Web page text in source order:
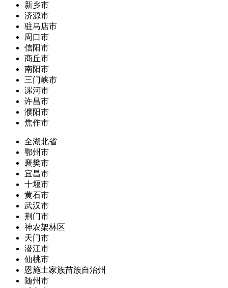
新乡市
济源市
驻马店市
周口市
信阳市
商丘市
南阳市
三门峡市
漯河市
许昌市
濮阳市
焦作市
全湖北省
鄂州市
襄樊市
宜昌市
十堰市
黄石市
武汉市
荆门市
神农架林区
天门市
潜江市
仙桃市
恩施土家族苗族自治州
随州市